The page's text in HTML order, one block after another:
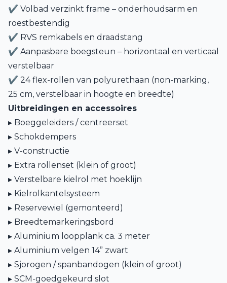
✔ Volbad verzinkt frame – onderhoudsarm en
roestbestendig
✔ RVS remkabels en draadstang
✔ Aanpasbare boegsteun – horizontaal en verticaal
verstelbaar
✔ 24 flex-rollen van polyurethaan (non-marking,
25 cm, verstelbaar in hoogte en breedte)
Uitbreidingen en accessoires
▸ Boeggeleiders / centreerset
▸ Schokdempers
▸ V-constructie
▸ Extra rollenset (klein of groot)
▸ Verstelbare kielrol met hoeklijn
▸ Kielrolkantelsysteem
▸ Reservewiel (gemonteerd)
▸ Breedtemarkeringsbord
▸ Aluminium loopplank ca. 3 meter
▸ Aluminium velgen 14” zwart
▸ Sjorogen / spanbandogen (klein of groot)
▸ SCM-goedgekeurd slot